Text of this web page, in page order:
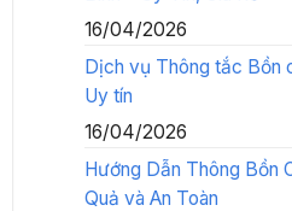
16/04/2026
Dịch vụ Thông tắc Bồn
Uy tín
16/04/2026
Hướng Dẫn Thông Bồn
Quả và An Toàn